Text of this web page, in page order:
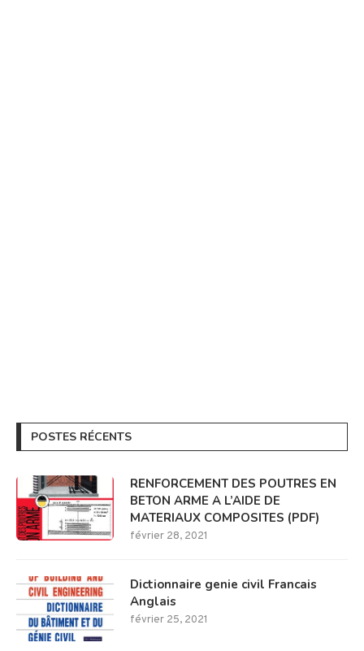
POSTES RÉCENTS
RENFORCEMENT DES POUTRES EN
BETON ARME A L’AIDE DE
MATERIAUX COMPOSITES (PDF)
février 28, 2021
Dictionnaire genie civil Francais
Anglais
février 25, 2021